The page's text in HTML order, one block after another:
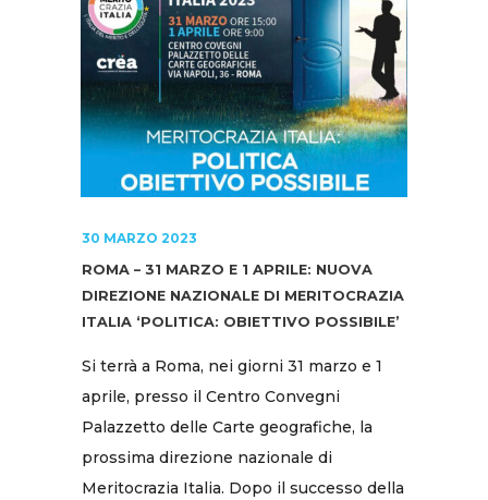
30 MARZO 2023
ROMA – 31 MARZO E 1 APRILE: NUOVA
DIREZIONE NAZIONALE DI MERITOCRAZIA
ITALIA ‘POLITICA: OBIETTIVO POSSIBILE’
Si terrà a Roma, nei giorni 31 marzo e 1
aprile, presso il Centro Convegni
Palazzetto delle Carte geografiche, la
prossima direzione nazionale di
Meritocrazia Italia. Dopo il successo della